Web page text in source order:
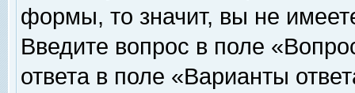
формы, то значит, вы не
Введите вопрос в поле
ответа в поле «Варианты